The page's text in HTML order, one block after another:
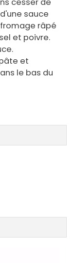
sauce
râpé
et poivre.
et
le bas du